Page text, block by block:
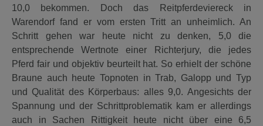
10,0 bekommen. Doch das Reitpferdeviereck in
Warendorf fand er vom ersten Tritt an unheimlich. An
Schritt gehen war heute nicht zu denken, 5,0 die
entsprechende Wertnote einer Richterjury, die jedes
Pferd fair und objektiv beurteilt hat. So erhielt der schöne
Braune auch heute Topnoten in Trab, Galopp und Typ
und Qualität des Körperbaus: alles 9,0. Angesichts der
Spannung und der Schrittproblematik kam er allerdings
auch in Sachen Rittigkeit heute nicht über eine 6,5